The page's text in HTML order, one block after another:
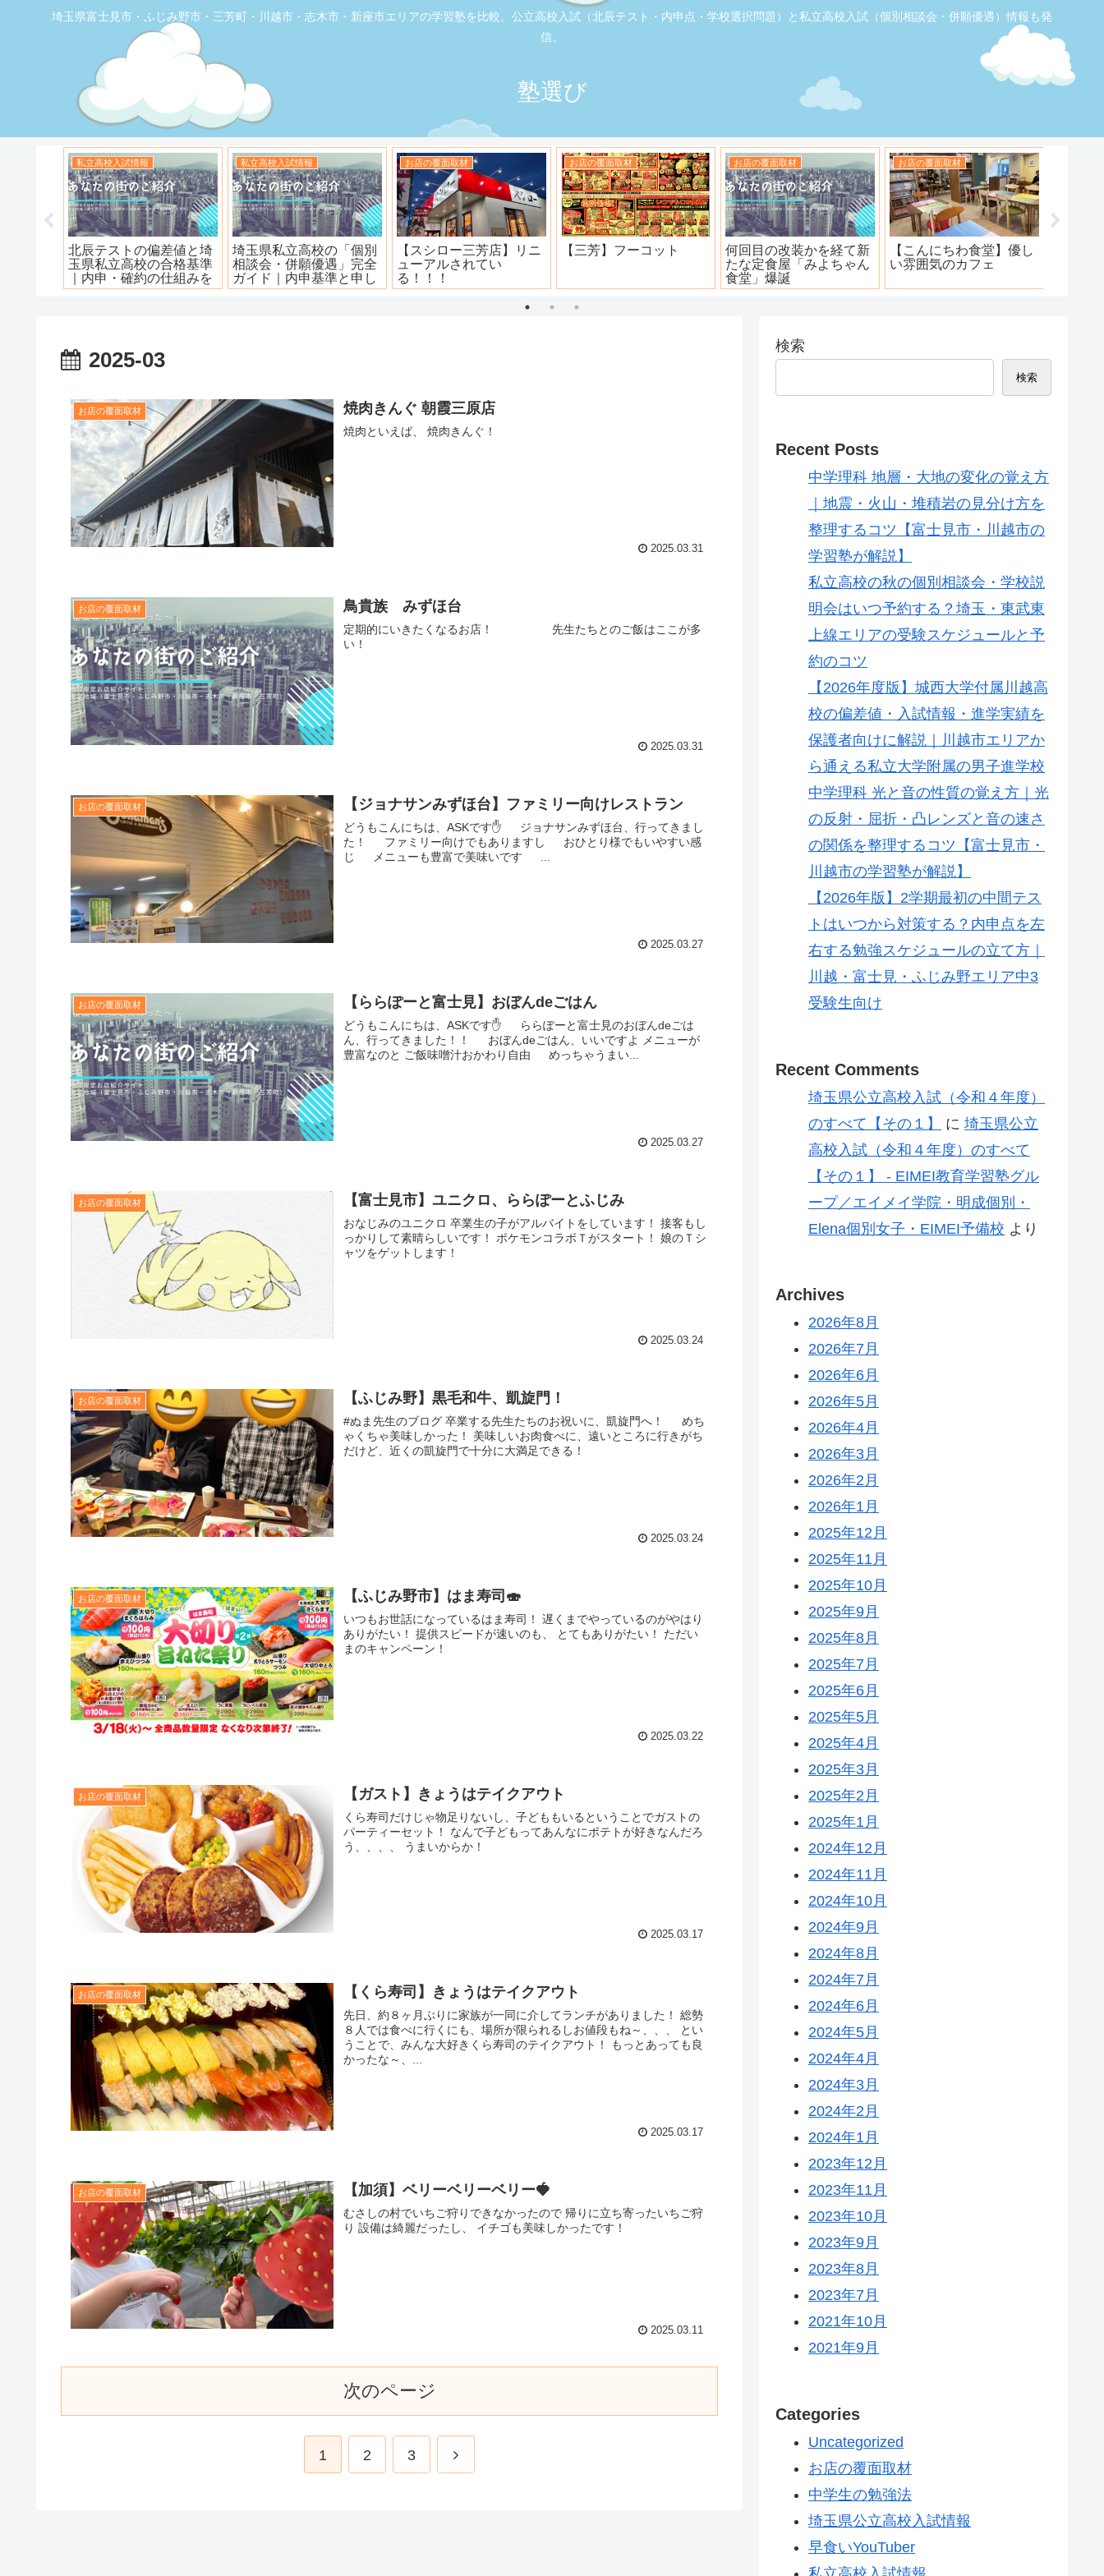
埼玉県富士見市・ふじみ野市・三芳町・川越市・志木市・新座市エリアの学習塾を比較。公立高校入試（北辰テスト・内申点・学校選択問題）と私立高校入試（個別相談会・併願優遇）情報も発
信。
塾選び
お店の覆面取材
【トナリエふじみ野】ワ
ンダーステーキ🥩😋
お店の覆面取材
【新座】日曜ロピア寿司
お店の覆面取材
大衆焼肉ホール ニュー宝
島
お店の覆面取材
地元本格寿司屋。おり
お店の覆面取材
【ふじみ野】素敵なステ
ーキ！ワンダーステー
キ！
お店の覆面取材
ハンバーグ工房 川越新河
岸店
2025-03
お店の覆面取材 焼肉きんぐ 朝霞三原店
焼肉といえば、 焼肉きんぐ！
2025.03.31
お店の覆面取材 鳥貴族 みずほ台
定期的にいきたくなるお店！ 先生たちとのご飯はここが多
い！
2025.03.31
お店の覆面取材 【ジョナサンみずほ台】ファミリー向けレストラン
どうもこんにちは、ASKです✋ ジョナサンみずほ台、行ってきまし
た！ ファミリー向けでもありますし おひとり様でもいやすい感
じ メニューも豊富で美味いです ...
2025.03.27
お店の覆面取材 【ららぽーと富士見】おぼんdeごはん
どうもこんにちは、ASKです✋ ららぽーと富士見のおぼんdeごは
ん、行ってきました！！ おぼんdeごはん、いいですよ メニューが
豊富なのと ご飯味噌汁おかわり自由 めっちゃうまい...
2025.03.27
お店の覆面取材 【富士見市】ユニクロ、ららぽーとふじみ
おなじみのユニクロ 卒業生の子がアルバイトをしています！ 接客もし
っかりして素晴らしいです！ ポケモンコラボＴがスタート！ 娘のＴシ
ャツをゲットします！
2025.03.24
お店の覆面取材 【ふじみ野】黒毛和牛、凱旋門！
#ぬま先生のブログ 卒業する先生たちのお祝いに、凱旋門へ！ めち
ゃくちゃ美味しかった！ 美味しいお肉食べに、遠いところに行きがち
だけど、近くの凱旋門で十分に大満足できる！
2025.03.24
お店の覆面取材 【ふじみ野市】はま寿司🍣
いつもお世話になっているはま寿司！ 遅くまでやっているのがやはり
ありがたい！ 提供スピードが速いのも、 とてもありがたい！ ただい
まのキャンペーン！
2025.03.22
お店の覆面取材 【ガスト】きょうはテイクアウト
くら寿司だけじゃ物足りないし、子どももいるということでガストの
パーティーセット！ なんで子どもってあんなにポテトが好きなんだろ
う、、、、 うまいからか！
2025.03.17
お店の覆面取材 【くら寿司】きょうはテイクアウト
先日、約８ヶ月ぶりに家族が一同に介してランチがありました！ 総勢
８人では食べに行くにも、場所が限られるしお値段もね～、、、 とい
うことで、みんな大好きくら寿司のテイクアウト！ もっとあっても良
かったな～、...
2025.03.17
お店の覆面取材 【加須】ベリーベリーベリー🍓
むさしの村でいちご狩りできなかったので 帰りに立ち寄ったいちご狩
り 設備は綺麗だったし、 イチゴも美味しかったです！
2025.03.11
次のページ
1 2 3
検索
検索
Recent Posts
中学理科 地層・大地の変化の覚え方
｜地震・火山・堆積岩の見分け方を
整理するコツ【富士見市・川越市の
学習塾が解説】
私立高校の秋の個別相談会・学校説
明会はいつ予約する？埼玉・東武東
上線エリアの受験スケジュールと予
約のコツ
【2026年度版】城西大学付属川越高
校の偏差値・入試情報・進学実績を
保護者向けに解説｜川越市エリアか
ら通える私立大学附属の男子進学校
中学理科 光と音の性質の覚え方｜光
の反射・屈折・凸レンズと音の速さ
の関係を整理するコツ【富士見市・
川越市の学習塾が解説】
【2026年版】2学期最初の中間テス
トはいつから対策する？内申点を左
右する勉強スケジュールの立て方｜
川越・富士見・ふじみ野エリア中3
受験生向け
Recent Comments
埼玉県公立高校入試（令和４年度）
のすべて【その１】
に 埼玉県公立
高校入試（令和４年度）のすべて
【その１】 - EIMEI教育学習塾グル
ープ／エイメイ学院・明成個別・
Elena個別女子・EIMEI予備校 より
Archives
2026年8月
2026年7月
2026年6月
2026年5月
2026年4月
2026年3月
2026年2月
2026年1月
2025年12月
2025年11月
2025年10月
2025年9月
2025年8月
2025年7月
2025年6月
2025年5月
2025年4月
2025年3月
2025年2月
2025年1月
2024年12月
2024年11月
2024年10月
2024年9月
2024年8月
2024年7月
2024年6月
2024年5月
2024年4月
2024年3月
2024年2月
2024年1月
2023年12月
2023年11月
2023年10月
2023年9月
2023年8月
2023年7月
2021年10月
2021年9月
Categories
Uncategorized
お店の覆面取材
中学生の勉強法
埼玉県公立高校入試情報
早食いYouTuber